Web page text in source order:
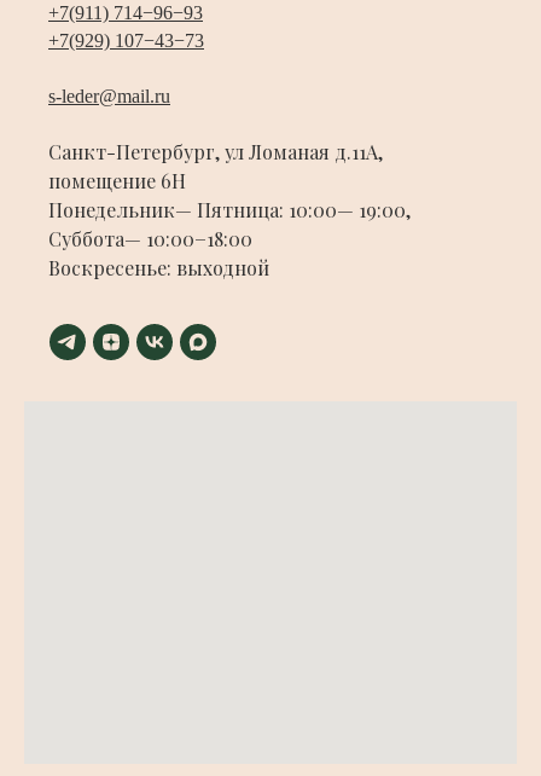
+7(911) 714−96−93
+7(929) 107−43−73
s-leder@mail.ru
Санкт-Петербург, ул Ломаная д.11А,
помещение 6Н
Понедельник— Пятница: 10:00— 19:00,
Суббота— 10:00−18:00
Воскресенье: выходной